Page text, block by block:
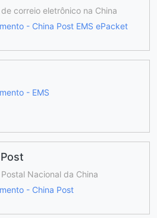
correio eletrônico na China
- China Post EMS ePacket
- EMS
Nacional da China
- China Post